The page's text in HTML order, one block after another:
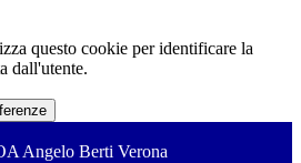
questo cookie per identificare la
dall'utente.
Angelo Berti Verona